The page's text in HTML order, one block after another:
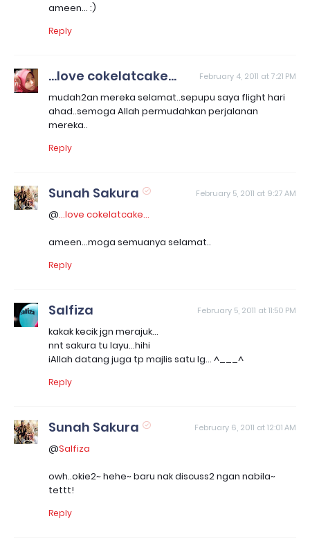
ameen... :)
Reply
...love cokelatcake... February 4, 2011 at 7:21 PM
mudah2an mereka selamat..sepupu saya flight hari
ahad..semoga Allah permudahkan perjalanan
mereka..
Reply
Sunah Sakura February 5, 2011 at 9:27 AM
@...love cokelatcake...
ameen...moga semuanya selamat..
Reply
Salfiza February 5, 2011 at 11:50 PM
kakak kecik jgn merajuk...
nnt sakura tu layu...hihi
iAllah datang juga tp majlis satu lg... ^___^
Reply
Sunah Sakura February 6, 2011 at 12:01 AM
@Salfiza
owh..okie2~ hehe~ baru nak discuss2 ngan nabila~
tettt!
Reply